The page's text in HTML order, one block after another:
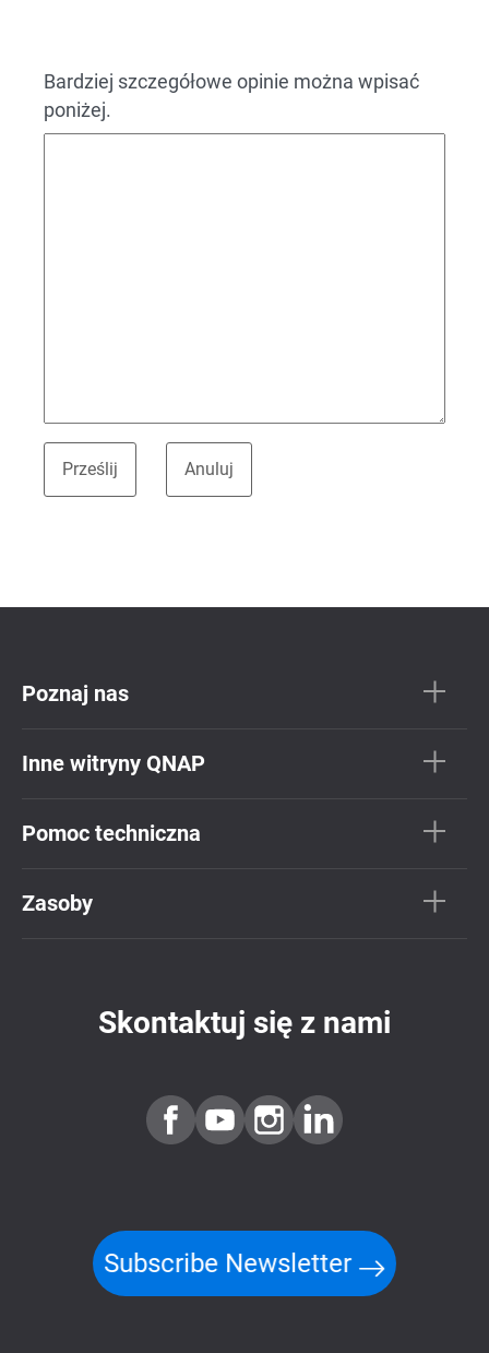
Bardziej szczegółowe opinie można wpisać
poniżej.
Poznaj nas
Inne witryny QNAP
Pomoc techniczna
Zasoby
Skontaktuj się z nami
Subscribe Newsletter